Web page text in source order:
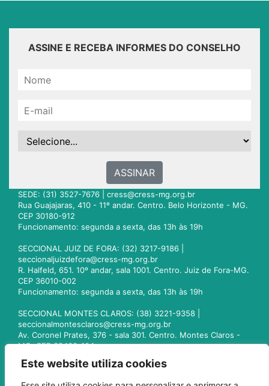
Este website utiliza cookies
ASSINE E RECEBA INFORMES DO CONSELHO
ASSINAR
SEDE: (31) 3527-7676 | cress@cress-mg.org.br
Rua Guajajaras, 410 - 11º andar. Centro. Belo Horizonte - MG.
CEP 30180-912
Funcionamento: segunda a sexta, das 13h às 19h
SECCIONAL JUIZ DE FORA: (32) 3217-9186 |
seccionaljuizdefora@cress-mg.org.br
R. Halfeld, 651. 10º andar, sala 1001. Centro. Juiz de Fora-MG.
CEP 36010-002
Funcionamento: segunda a sexta, das 13h às 19h
SECCIONAL MONTES CLAROS: (38) 3221-9358 |
seccionalmontesclaros@cress-mg.org.br
Av. Coronel Prates, 376 - sala 301. Centro. Montes Claros -
MG. CEP 39400-104